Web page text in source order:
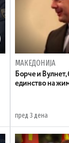
МАКЕДОНИЈА
Борче и Вулнет,
единство на
пред 3 дена